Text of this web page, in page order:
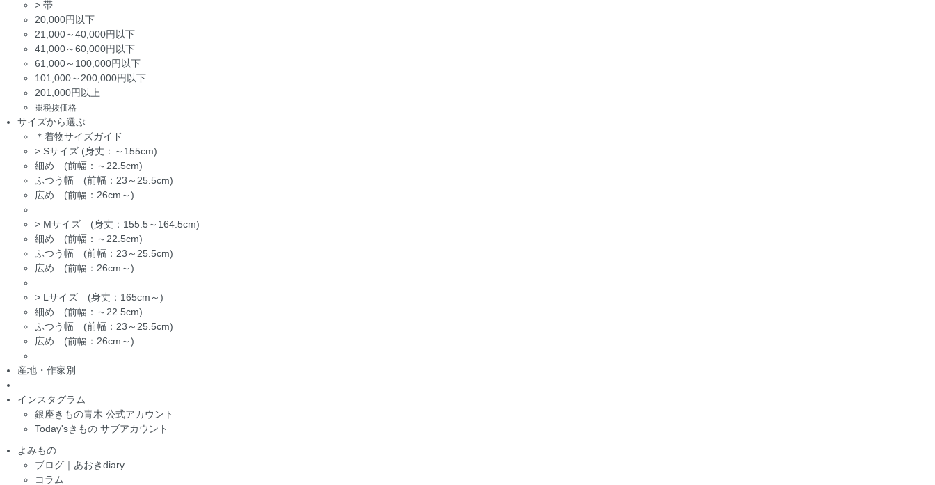
> 帯
20,000円以下
21,000～40,000円以下
41,000～60,000円以下
61,000～100,000円以下
101,000～200,000円以下
201,000円以上
※税抜価格
サイズから選ぶ
＊着物サイズガイド
> Sサイズ (身丈：～155cm)
細め (前幅：～22.5cm)
ふつう幅 (前幅：23～25.5cm)
広め (前幅：26cm～)
> Mサイズ (身丈：155.5～164.5cm)
細め (前幅：～22.5cm)
ふつう幅 (前幅：23～25.5cm)
広め (前幅：26cm～)
> Lサイズ (身丈：165cm～)
細め (前幅：～22.5cm)
ふつう幅 (前幅：23～25.5cm)
広め (前幅：26cm～)
産地・作家別
インスタグラム
銀座きもの青木 公式アカウント
Today'sきもの サブアカウント
よみもの
ブログ｜あおきdiary
コラム